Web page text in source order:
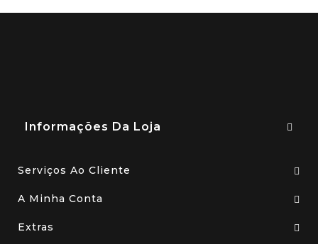
Informações Da Loja
Serviços Ao Cliente
A Minha Conta
Extras